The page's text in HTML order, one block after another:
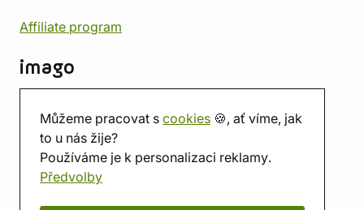
Můžeme pracovat s cookies 🍪, ať víme, jak
to u nás žije?
Používáme je k personalizaci reklamy.
Předvolby
Affiliate program
imago
Prodejna
Herna
O nás
Hodnocení obchodu